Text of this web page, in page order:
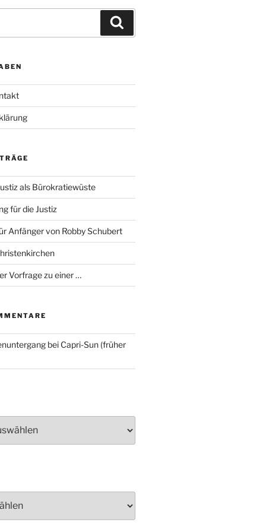
als Bürokratiewüste
für die Justiz
Anfänger von Robby Schubert
Vorfrage zu einer …
bei Capri-Sun (früher